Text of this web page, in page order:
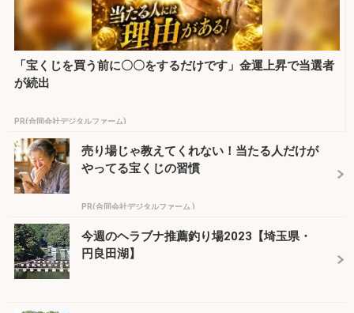
「宝くじを買う前に〇〇をするだけです」金運上昇で当選者
が続出
PR(合同会社デジタルファーム)
売り場じゃ教えてくれない！当たる人だけが
やってる宝くじの習慣
PR(合同会社デジタルファーム )
今週のヘラブナ推薦釣り場2023【埼玉県・
円良田湖】